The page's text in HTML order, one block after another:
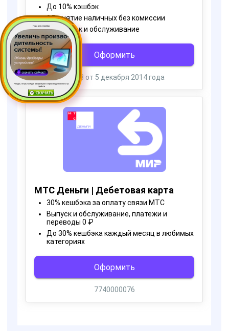
Пора для Апгрейда
Ресурс, открытый для раздачи роста производительности ус
тройств